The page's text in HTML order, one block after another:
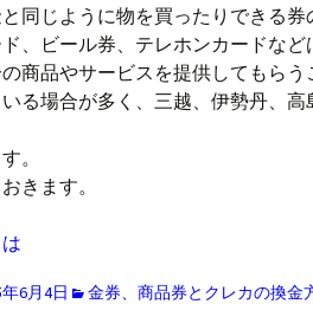
同じように物を買ったりできる券
、ビール券、テレホンカードなど
商品やサービスを提供してもらう
る場合が多く、三越、伊勢丹、高
。
きます。
年6月4日 金券、商品券とクレカの換金